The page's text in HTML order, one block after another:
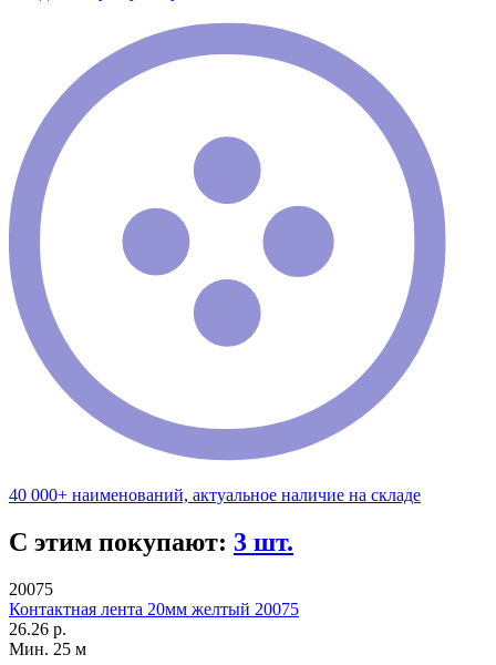
40 000+ наименований, актуальное наличие на складе
С этим покупают: 3 шт.
20075
Контактная лента 20мм желтый 20075
26.26 р.
Мин. 25 м